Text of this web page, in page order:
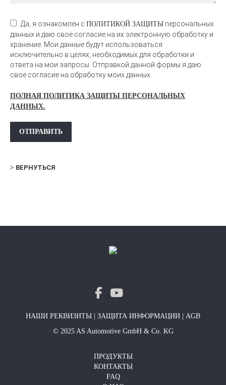
Да, я ознакомлен с ПОЛИТИКОЙ ЗАЩИТЫ персональных
данных и даю своё согласие на их электронную обработку и
хранение. Мои данные будут использоваться
исключительно в целях, необходимых для обработки и
ответа на мои запросы. Отправкой данной формы я даю
своё согласие на обработку моих данных.
ПОЛНАЯ ПОЛИТИКА ЗАЩИТЫ ПЕРСОНАЛЬНЫХ
ДАННЫХ.
ВЕРНУТЬСЯ
НАШИ РЕКВИЗИТЫ ЗАЩИТА ИНФОРМАЦИИ
AGB
© 2025 AS Automotive GmbH & Co. KG
ПРОДУКТЫ
КОНТАКТЫ
FAQ